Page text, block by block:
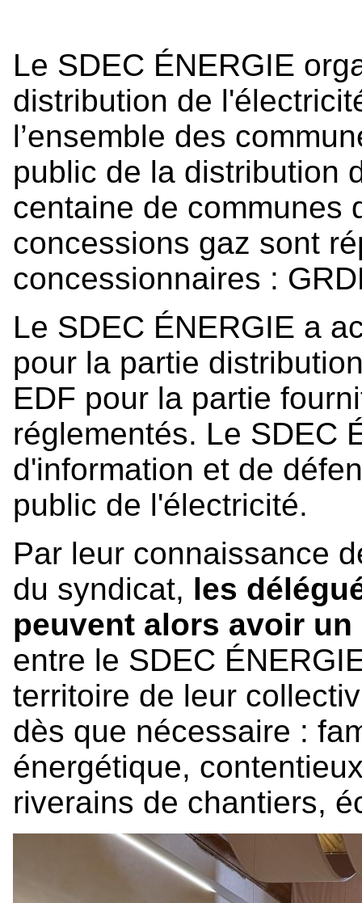
Le SDEC ÉNERGIE
distribution de
l’ensemble des
public de la distribution
centaine de communes
concessions gaz sont
concessionnaires :
Le SDEC ÉNERGIE a
pour la partie
EDF pour la partie
réglementés. Le SDEC
d'information et de
public de l'électricité.
Par leur connaissance
du syndicat, les
peuvent alors avoir
entre le SDEC
territoire de leur
dès que nécessaire :
énergétique,
riverains de chantiers,